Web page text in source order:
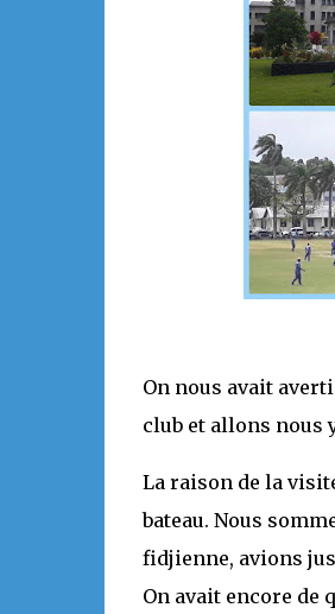
On nous avait
club et allons
La raison de la
bateau. Nous
fidjienne, avions
On avait encore de